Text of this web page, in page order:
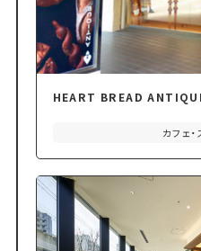
HEART BREAD
カフェ